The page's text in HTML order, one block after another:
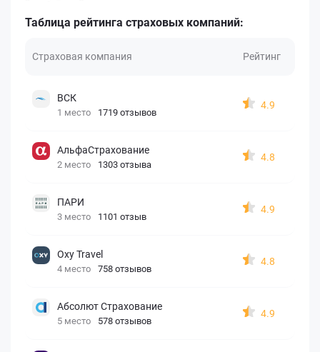
Таблица рейтинга страховых компаний:
Страховая компания Рейтинг
ВСК
1 место 1719 отзывов
4.9
АльфаСтрахование
2 место 1303 отзыва
4.8
ПАРИ
3 место 1101 отзыв
4.9
Oxy Travel
4 место 758 отзывов
4.8
Абсолют Страхование
5 место 578 отзывов
4.9